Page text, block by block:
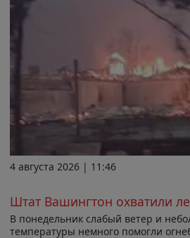
4 августа 2026 | 11:46
Штат Вашингтон охватили
В понедельник слабый ветер и
температуры немного помогли